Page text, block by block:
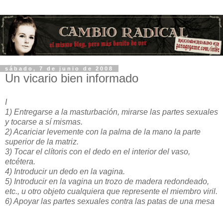
sábado, 7 de junio de 2008
Un vicario bien informado
I
1) Entregarse a la masturbación, mirarse las partes sexuales
y tocarse a sí mismas.
2) Acariciar levemente con la palma de la mano la parte
superior de la matriz.
3) Tocar el clítoris con el dedo en el interior del vaso,
etcétera.
4) Introducir un dedo en la vagina.
5) Introducir en la vagina un trozo de madera redondeado,
etc., u otro objeto cualquiera que represente el miembro viril.
6) Apoyar las partes sexuales contra las patas de una mesa